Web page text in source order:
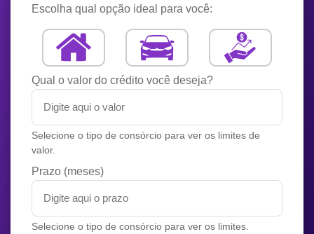
Escolha qual opção ideal para você:
Qual o valor do crédito você deseja?
Selecione o tipo de consórcio para ver os limites de
valor.
Prazo (meses)
Selecione o tipo de consórcio para ver os limites.